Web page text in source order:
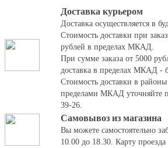
Доставка курьером
Доставка осуществляется в
Стоимость доставки при
рублей в пределах МКАД.
При сумме заказа от 5000
доставка в пределах МКАД -
Стоимость доставки в
пределами МКАД уточняйте
39-26.
Самовывоз из магазина
Вы можете самостоятельно
10.00 до 18.30. Карту